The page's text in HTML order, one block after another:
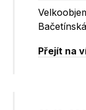
Bačetínská
Přejít na